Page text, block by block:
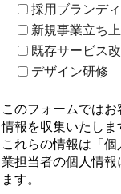
採用ブランデ
新規事業立ち
既存サービス
デザイン研修
このフォームでは
情報を収集いたしま
これらの情報は「
業担当者の個人情
ます。